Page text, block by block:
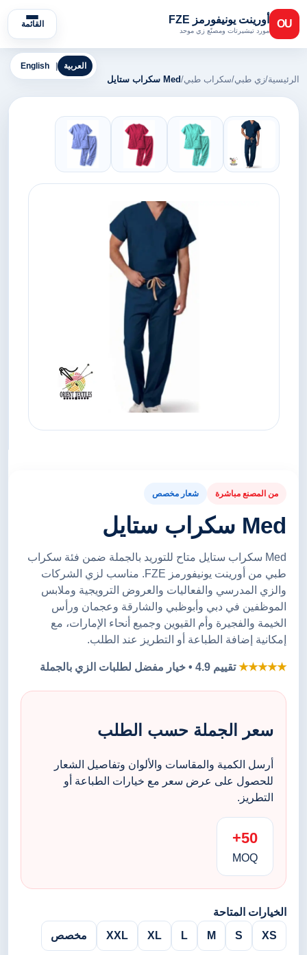
OU أورينت يونيفورمز FZE
مورد تيشيرتات ومصنّع زي موحد
القائمة
English العربية
الرئيسية/زي طبي/سكراب طبي/Med سكراب ستايل
من المصنع مباشرة شعار مخصص
Med سكراب ستايل
Med سكراب ستايل متاح للتوريد بالجملة ضمن فئة سكراب
طبي من أورينت يونيفورمز FZE. مناسب لزي الشركات
والزي المدرسي والفعاليات والعروض الترويجية وملابس
الموظفين في دبي وأبوظبي والشارقة وعجمان ورأس
الخيمة والفجيرة وأم القيوين وجميع أنحاء الإمارات، مع
إمكانية إضافة الطباعة أو التطريز عند الطلب.
★★★★★تقييم 4.9 • خيار مفضل لطلبات الزي بالجملة
سعر الجملة حسب الطلب
أرسل الكمية والمقاسات والألوان وتفاصيل الشعار
للحصول على عرض سعر مع خيارات الطباعة أو
التطريز.
50+
MOQ
الخيارات المتاحة
XS
S
M
L
XL
XXL مخصص